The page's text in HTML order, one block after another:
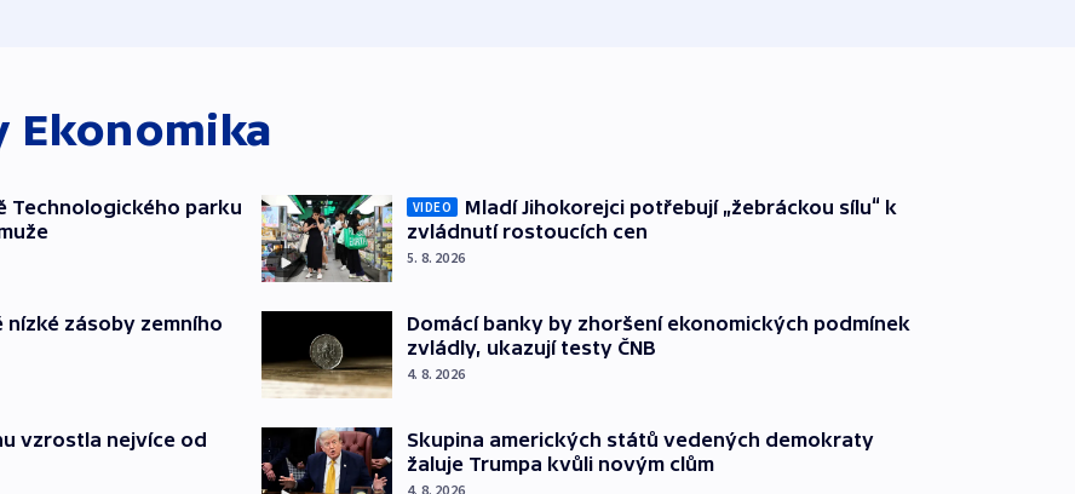
Ekonomika
Technologického parku
zásoby zemního
vzrostla nejvíce od
VIDEO
Mladí Jihokorejci potřebují „žebráckou sílu“ k
zvládnutí rostoucích cen
5. 8. 2026
Domácí banky by zhoršení ekonomických podmínek
zvládly, ukazují testy ČNB
4. 8. 2026
Skupina amerických států vedených demokraty
žaluje Trumpa kvůli novým clům
4. 8. 2026